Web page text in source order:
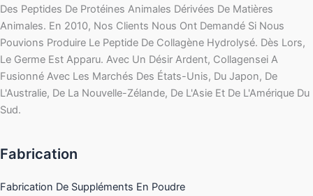
Des Peptides De Protéines Animales Dérivées De Matières
Animales. En 2010, Nos Clients Nous Ont Demandé Si Nous
Pouvions Produire Le Peptide De Collagène Hydrolysé. Dès Lors,
Le Germe Est Apparu. Avec Un Désir Ardent, Collagensei A
Fusionné Avec Les Marchés Des États-Unis, Du Japon, De
L'Australie, De La Nouvelle-Zélande, De L'Asie Et De L'Amérique Du
Sud.
Fabrication
Fabrication De Suppléments En Poudre